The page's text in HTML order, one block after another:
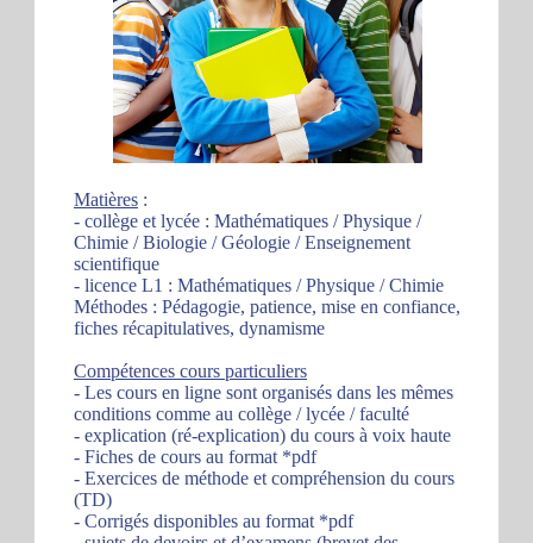
Matières :
- collège et lycée : Mathématiques / Physique /
Chimie / Biologie / Géologie / Enseignement
scientifique
- licence L1 : Mathématiques / Physique / Chimie
Méthodes : Pédagogie, patience, mise en confiance,
fiches récapitulatives, dynamisme
Compétences cours particuliers
- Les cours en ligne sont organisés dans les mêmes
conditions comme au collège / lycée / faculté
- explication (ré-explication) du cours à voix haute
- Fiches de cours au format *pdf
- Exercices de méthode et compréhension du cours
(TD)
- Corrigés disponibles au format *pdf